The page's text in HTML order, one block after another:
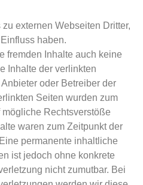
externen Webseiten Dritter,
haben.
fremden Inhalte auch keine
Inhalte der verlinkten
oder Betreiber der
Seiten wurden zum
Rechtsverstöße
waren zum Zeitpunkt der
permanente inhaltliche
ist jedoch ohne konkrete
nicht zumutbar. Bei